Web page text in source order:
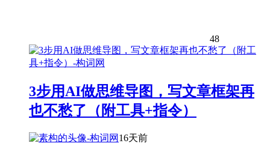
48
3步用AI做思维导图，写文章框架再
也不愁了（附工具+指令）
16天前